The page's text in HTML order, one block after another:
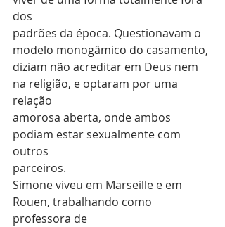
dos
padrões da época. Questionavam o
modelo monogâmico do casamento,
diziam não acreditar em Deus nem
na religião, e optaram por uma
relação
amorosa aberta, onde ambos
podiam estar sexualmente com
outros
parceiros.
Simone viveu em Marseille e em
Rouen, trabalhando como
professora de